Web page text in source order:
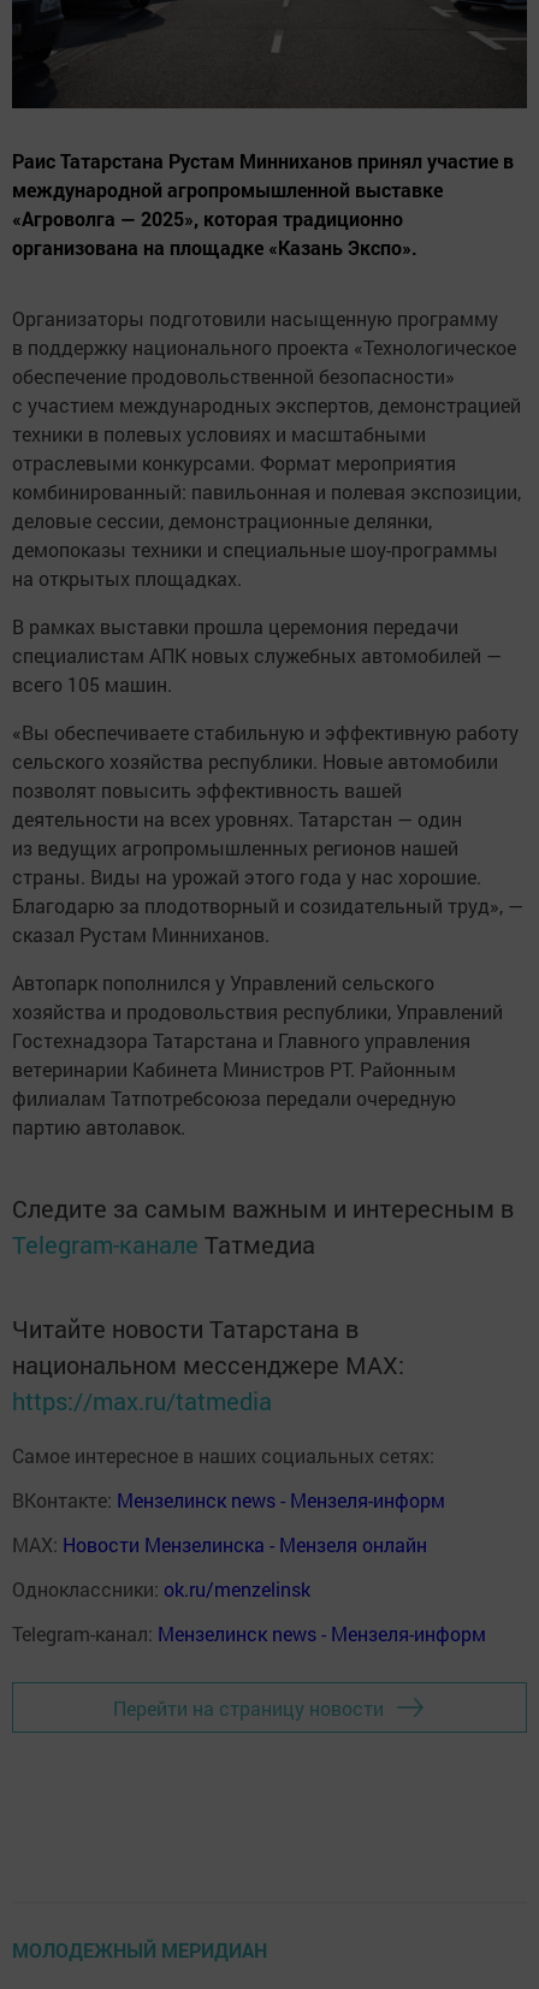
Раис Татарстана Рустам Минниханов принял участие в
международной агропромышленной выставке
«Агроволга — 2025», которая традиционно
организована на площадке «Казань Экспо».
Организаторы подготовили насыщенную программу
в поддержку национального проекта «Технологическое
обеспечение продовольственной безопасности»
с участием международных экспертов, демонстрацией
техники в полевых условиях и масштабными
отраслевыми конкурсами. Формат мероприятия
комбинированный: павильонная и полевая экспозиции,
деловые сессии, демонстрационные делянки,
демопоказы техники и специальные шоу-программы
на открытых площадках.
В рамках выставки прошла церемония передачи
специалистам АПК новых служебных автомобилей —
всего 105 машин.
«Вы обеспечиваете стабильную и эффективную работу
сельского хозяйства республики. Новые автомобили
позволят повысить эффективность вашей
деятельности на всех уровнях. Татарстан — один
из ведущих агропромышленных регионов нашей
страны. Виды на урожай этого года у нас хорошие.
Благодарю за плодотворный и созидательный труд», —
сказал Рустам Минниханов.
Автопарк пополнился у Управлений сельского
хозяйства и продовольствия республики, Управлений
Гостехнадзора Татарстана и Главного управления
ветеринарии Кабинета Министров РТ. Районным
филиалам Татпотребсоюза передали очередную
партию автолавок.
Следите за самым важным и интересным в
Telegram-канале Татмедиа
Читайте новости Татарстана в
национальном мессенджере MАХ:
https://max.ru/tatmedia
Самое интересное в наших социальных сетях:
ВКонтакте: Мензелинск news - Мензеля-информ
MAX: Новости Мензелинска - Мензеля онлайн
Одноклассники: ok.ru/menzelinsk
Telegram-канал: Мензелинск news - Мензеля-информ
Перейти на страницу новости
МОЛОДЕЖНЫЙ МЕРИДИАН